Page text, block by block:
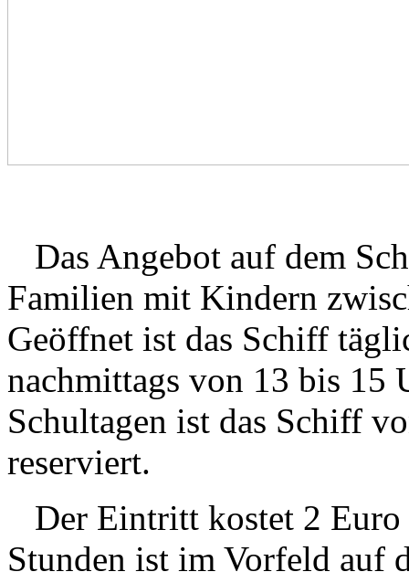
Das Angebot auf dem
Familien mit Kindern
Geöffnet ist das Schiff
nachmittags von 13 bis 15
Schultagen ist das Schiff
reserviert.
Der Eintritt kostet 2 Euro
Stunden ist im Vorfeld auf